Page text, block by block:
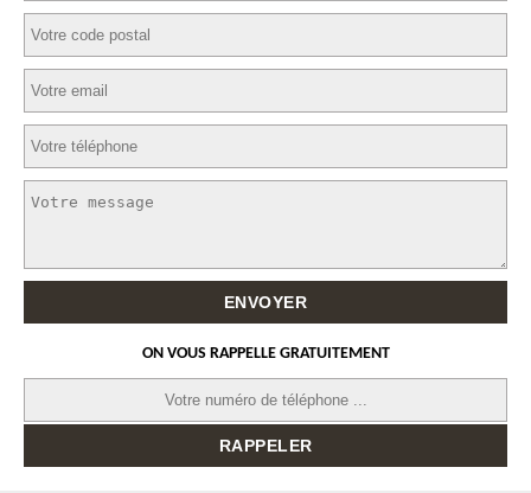
ON VOUS RAPPELLE GRATUITEMENT